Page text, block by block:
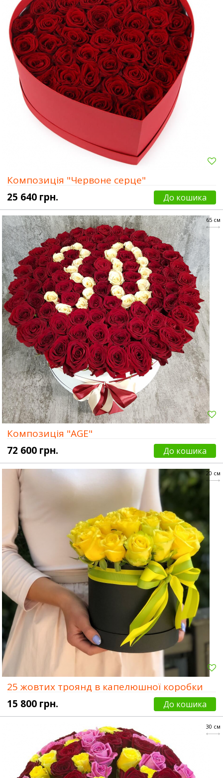
Композиція "Червоне серце"
25 640 грн.
До кошика
65 см
Композиція "AGE"
72 600 грн.
До кошика
20 см
25 жовтих троянд в капелюшної коробки
15 800 грн.
До кошика
30 см